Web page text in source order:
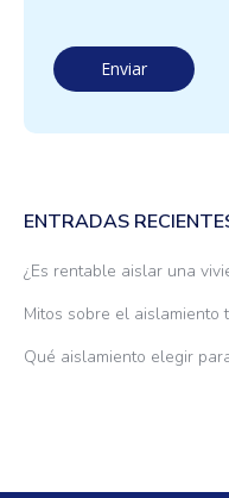
ENTRADAS
¿Es rentable aislar una
Mitos sobre el aislamiento
Qué aislamiento elegir